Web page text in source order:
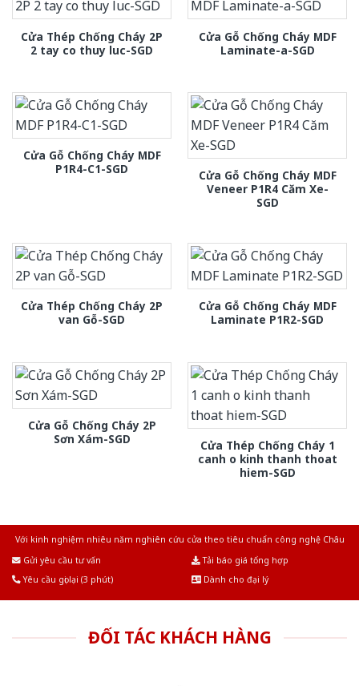
Cửa Thép Chống Cháy 2P
2 tay co thuy luc-SGD
Cửa Gỗ Chống Cháy MDF
Laminate-a-SGD
Cửa Gỗ Chống Cháy MDF
P1R4-C1-SGD
Cửa Gỗ Chống Cháy MDF
Veneer P1R4 Căm Xe-
SGD
Cửa Thép Chống Cháy 2P
van Gỗ-SGD
Cửa Gỗ Chống Cháy MDF
Laminate P1R2-SGD
Cửa Gỗ Chống Cháy 2P
Sơn Xám-SGD
Cửa Thép Chống Cháy 1
canh o kinh thanh thoat
hiem-SGD
Với kinh nghiệm nhiêu năm nghiên cứu cửa theo tiêu chuẩn công nghệ Châu
Gửi yêu cầu tư vấn
Tải báo giá tổng hợp
Yêu cầu gọi lại (3 phút)
Dành cho đại lý
ĐỐI TÁC KHÁCH HÀNG